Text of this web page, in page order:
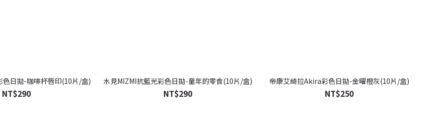
色日拋-咖啡杯唇印(10片/盒)
NT$290
水見MIZMI抗藍光彩色日拋-童年的零食(10片/盒)
NT$290
帝康艾綺拉Akira彩色日拋-金曜橙灰(10片/盒)
NT$250